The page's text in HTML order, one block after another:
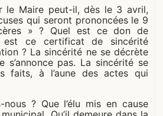
le Maire peut-il, dès le 3 avril,
qui seront prononcées le 9
» ? Quel est ce don de
est ce certificat de sincérité
? La sincérité ne se décrète
s’annonce pas. La sincérité se
faits, à l’aune des actes qui
? Que l’élu mis en cause